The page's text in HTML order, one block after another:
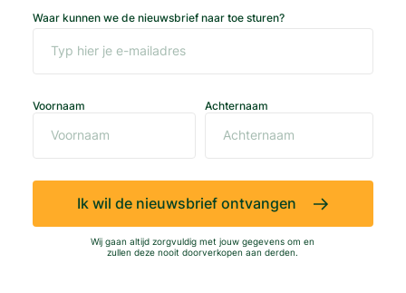
Waar kunnen we de nieuwsbrief naar toe sturen?
Voornaam Achternaam
Ik wil de nieuwsbrief ontvangen
Wij gaan altijd zorgvuldig met jouw gegevens om en
zullen deze nooit doorverkopen aan derden.